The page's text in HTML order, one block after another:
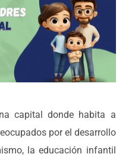
capital donde habita a
por el desarrollo
la educación infantil